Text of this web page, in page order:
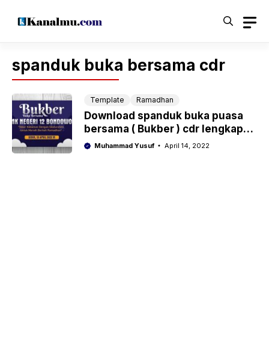
spanduk buka bersama cdr
Template Ramadhan
Download spanduk buka puasa
bersama ( Bukber ) cdr lengkap
brosur dan flayer
Muhammad Yusuf April 14, 2022